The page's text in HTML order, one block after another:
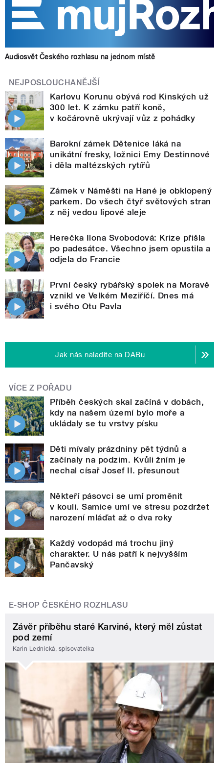
Audiosvět Českého rozhlasu na jednom místě
NEJPOSLOUCHANĚJŠÍ
Karlovu Korunu obývá rod Kinských už
300 let. K zámku patří koně,
v kočárovně ukrývají vůz z pohádky
Barokní zámek Dětenice láká na
unikátní fresky, ložnici Emy Destinnové
i děla maltézských rytířů
Zámek v Náměšti na Hané je obklopený
parkem. Do všech čtyř světových stran
z něj vedou lipové aleje
Herečka Ilona Svobodová: Krize přišla
po padesátce. Všechno jsem opustila a
odjela do Francie
První český rybářský spolek na Moravě
vznikl ve Velkém Meziříčí. Dnes má
i svého Otu Pavla
Jak nás naladíte na DABu
VÍCE Z POŘADU
Příběh českých skal začíná v dobách,
kdy na našem území bylo moře a
ukládaly se tu vrstvy písku
Děti mívaly prázdniny pět týdnů a
začínaly na podzim. Kvůli žním je
nechal císař Josef II. přesunout
Někteří pásovci se umí proměnit
v kouli. Samice umí ve stresu pozdržet
narození mláďat až o dva roky
Každý vodopád má trochu jiný
charakter. U nás patří k nejvyšším
Pančavský
E-SHOP ČESKÉHO ROZHLASU
Závěr příběhu staré Karviné, který měl zůstat
pod zemí
Karin Lednická, spisovatelka